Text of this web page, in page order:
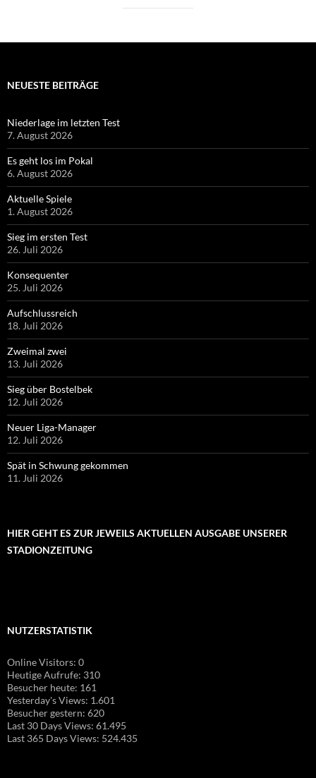
NEUESTE BEITRÄGE
Niederlage im letzten Test
7. August 2026
Es geht los im Pokal
6. August 2026
Aktuelle Spiele
1. August 2026
Sieg im ersten Test
26. Juli 2026
Konsequenter
25. Juli 2026
Aufschlussreich
18. Juli 2026
Zweimal zwei
13. Juli 2026
Sieg über Bostelbek
12. Juli 2026
Neuer Liga-Manager
12. Juli 2026
Spät in Schwung gekommen
11. Juli 2026
HIER GEHT ES ZUR JEWEILS AKTUELLEN AUSGABE UNSERER
STADIONZEITUNG
NUTZERSTATISTIK
Online Visitors: 0
Heutige Aufrufe: 310
Besucher heute: 161
Yesterday's Views: 1.601
Besucher gestern: 620
Last 30 Days Views: 61.495
Last 365 Days Views: 524.435